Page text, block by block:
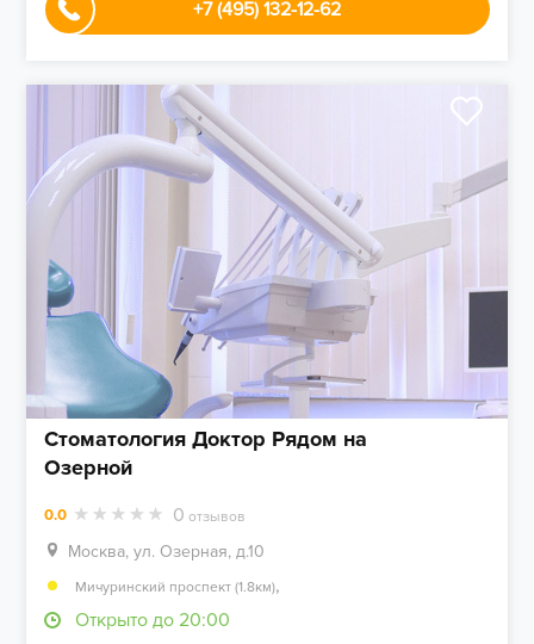
+7 (495) 132-12-62
Стоматология Доктор Рядом на
Озерной
0.0 0 отзывов
Москва, ул. Озерная, д.10
Мичуринский проспект (1.8км),
Открыто до 20:00